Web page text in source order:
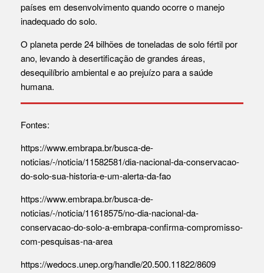
países em desenvolvimento quando ocorre o manejo
inadequado do solo.
O planeta perde 24 bilhões de toneladas de solo fértil por
ano, levando à desertificação de grandes áreas,
desequilíbrio ambiental e ao prejuízo para a saúde
humana.
Fontes:
https://www.embrapa.br/busca-de-
noticias/-/noticia/11582581/dia-nacional-da-conservacao-
do-solo-sua-historia-e-um-alerta-da-fao
https://www.embrapa.br/busca-de-
noticias/-/noticia/11618575/no-dia-nacional-da-
conservacao-do-solo-a-embrapa-confirma-compromisso-
com-pesquisas-na-area
https://wedocs.unep.org/handle/20.500.11822/8609